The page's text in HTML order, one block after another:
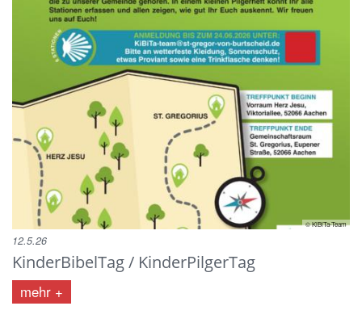
© KiBiTa-Team
KinderBibelTag / KinderPilgerTag
12.5.26
mehr